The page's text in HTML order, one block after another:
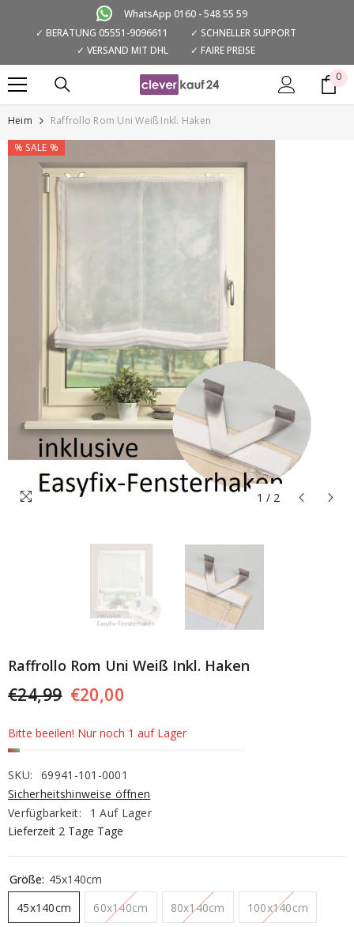
WhatsApp 0160 - 548 55 59
✓ BERATUNG 05551-9096611
✓ SCHNELLER SUPPORT
✓ VERSAND MIT DHL
✓ FAIRE PREISE
00
Heim
Raffrollo Rom Uni Weiß Inkl. Haken
% SALE %
1 / 2
Raffrollo Rom Uni Weiß Inkl. Haken
€24,99 €20,00
Bitte beeilen! Nur noch 1 auf Lager
SKU:
69941-101-0001
Sicherheitshinweise öffnen
Verfügbarkeit:
1 Auf Lager
Lieferzeit 2 Tage Tage
Größe: 45x140cm
45x140cm
60x140cm 80x140cm 100x140cm